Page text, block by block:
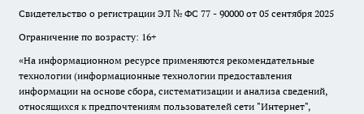
Свидетельство о регистрации ЭЛ № ФС 77 - 90000 от 05 сентября 2025
Ограничение по возрасту: 16+
«На информационном ресурсе применяются рекомендательные
технологии (информационные технологии предоставления
информации на основе сбора, систематизации и анализа сведений,
относящихся к предпочтениям пользователей сети "Интернет",